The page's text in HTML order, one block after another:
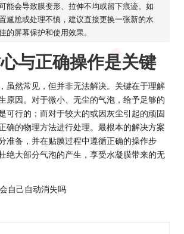
能会导致膜变形、拉伸不均或留下痕迹。如
尴尬或处理不慎，建议直接更换一张新的水
的屏幕保护和使用效果。
与正确操作是关键
虽然常见，但并非无法解决。关键在于理解
原因。对于微小、无尘的气泡，给予足够的
可行的；而对于较大的或因灰尘引起的顽固
确的物理方法进行处理。最根本的解决方案
准备，并在贴膜过程中遵循正确的操作步
绝大部分气泡的产生，享受水凝膜带来的无